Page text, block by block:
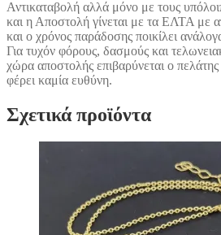
Αντικαταβολή αλλά μόνο με τους
και η Αποστολή γίνεται με τα ΕΛΤΑ με
και ο χρόνος παράδοσης ποικίλει
Για τυχόν φόρους, δασμούς και
χώρα αποστολής επιβαρύνεται ο
φέρει καμία ευθύνη.
Σχετικά προϊόντα